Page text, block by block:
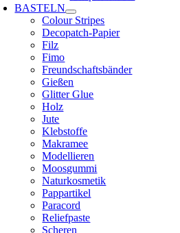
BASTELN
Colour Stripes
Decopatch-Papier
Filz
Fimo
Freundschaftsbänder
Gießen
Glitter Glue
Holz
Jute
Klebstoffe
Makramee
Modellieren
Moosgummi
Naturkosmetik
Pappartikel
Paracord
Reliefpaste
Scheren